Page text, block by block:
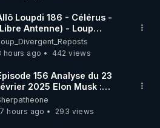
Loupdi 186 - Célérus -
Antenne) - Loup
2026.08.06
hours ago
442 views
156 Analyse du 23
2025 Elon Musk :
, on a un problème !
hours ago
293 views